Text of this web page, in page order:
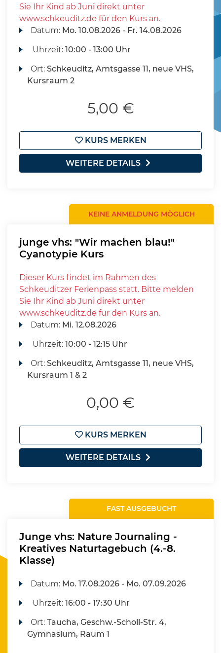
Sie Ihr Kind ab Juni direkt unter
www.schkeuditz.de für den Kurs an.
Datum: Mo. 10.08.2026 - Fr. 14.08.2026
Uhrzeit:10:00 - 13:00 Uhr
Ort:Schkeuditz, Amtsgasse 11, neue VHS,
Kursraum 2
5,00 €
KURS MERKEN
WEITERE DETAILS
KEINE ANMELDUNG MÖGLICH
junge vhs: "Wir machen blau!"
Cyanotypie Kurs
Dieser Kurs findet im Rahmen des
Schkeuditzer Ferienpass statt. Bitte melden
Sie Ihr Kind ab Juni direkt unter
www.schkeuditz.de für den Kurs an.
Datum: Mi. 12.08.2026
Uhrzeit:10:00 - 12:15 Uhr
Ort:Schkeuditz, Amtsgasse 11, neue VHS,
Kursraum 1 & 2
0,00 €
KURS MERKEN
WEITERE DETAILS
FAST AUSGEBUCHT
Junge vhs: Nature Journaling -
Kreatives Naturtagebuch (4.-8.
Klasse)
Datum: Mo. 17.08.2026 - Mo. 07.09.2026
Uhrzeit:16:00 - 17:30 Uhr
Ort:Taucha, Geschw.-Scholl-Str. 4,
Gymnasium, Raum 1